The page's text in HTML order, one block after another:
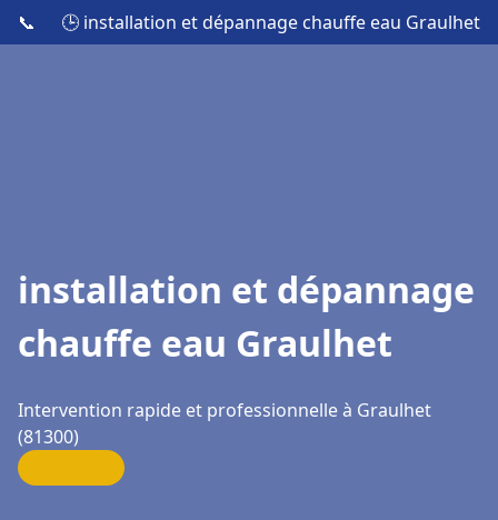
📞 🕒 installation et dépannage chauffe eau Graulhet
installation et dépannage
chauffe eau Graulhet
Intervention rapide et professionnelle à Graulhet
(81300)